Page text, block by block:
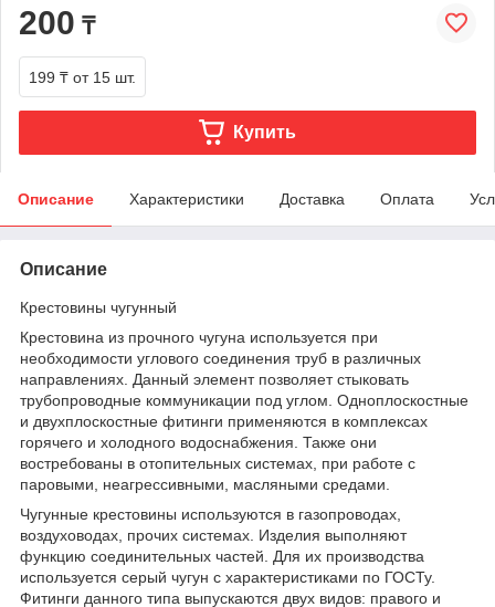
200 ₸
199 ₸ от 15 шт.
Купить
Описание Характеристики Доставка Оплата
Описание
Крестовины чугунный
Крестовина из прочного чугуна используется при
необходимости углового соединения труб в различных
направлениях. Данный элемент позволяет стыковать
трубопроводные коммуникации под углом. Одноплоскостные
и двухплоскостные фитинги применяются в комплексах
горячего и холодного водоснабжения. Также они
востребованы в отопительных системах, при работе с
паровыми, неагрессивными, масляными средами.
Чугунные крестовины используются в газопроводах,
воздуховодах, прочих системах. Изделия выполняют
функцию соединительных частей. Для их производства
используется серый чугун с характеристиками по ГОСТу.
Фитинги данного типа выпускаются двух видов: правого и